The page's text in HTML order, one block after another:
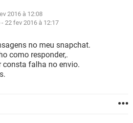
EXCEL
FACEBOOK
GMAIL
FACEBOOK
EXCEL
2016 à 12:08
-22 fev 2016 à 12:17
no meu snapchat.
como responder,.
consta falha no envio.